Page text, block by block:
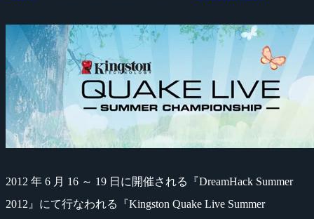
2012 年 6 月 16 ～ 19 日に開催される『DreamHack Summer
2012』にて行なわれる『Kingston Quake Live Summer